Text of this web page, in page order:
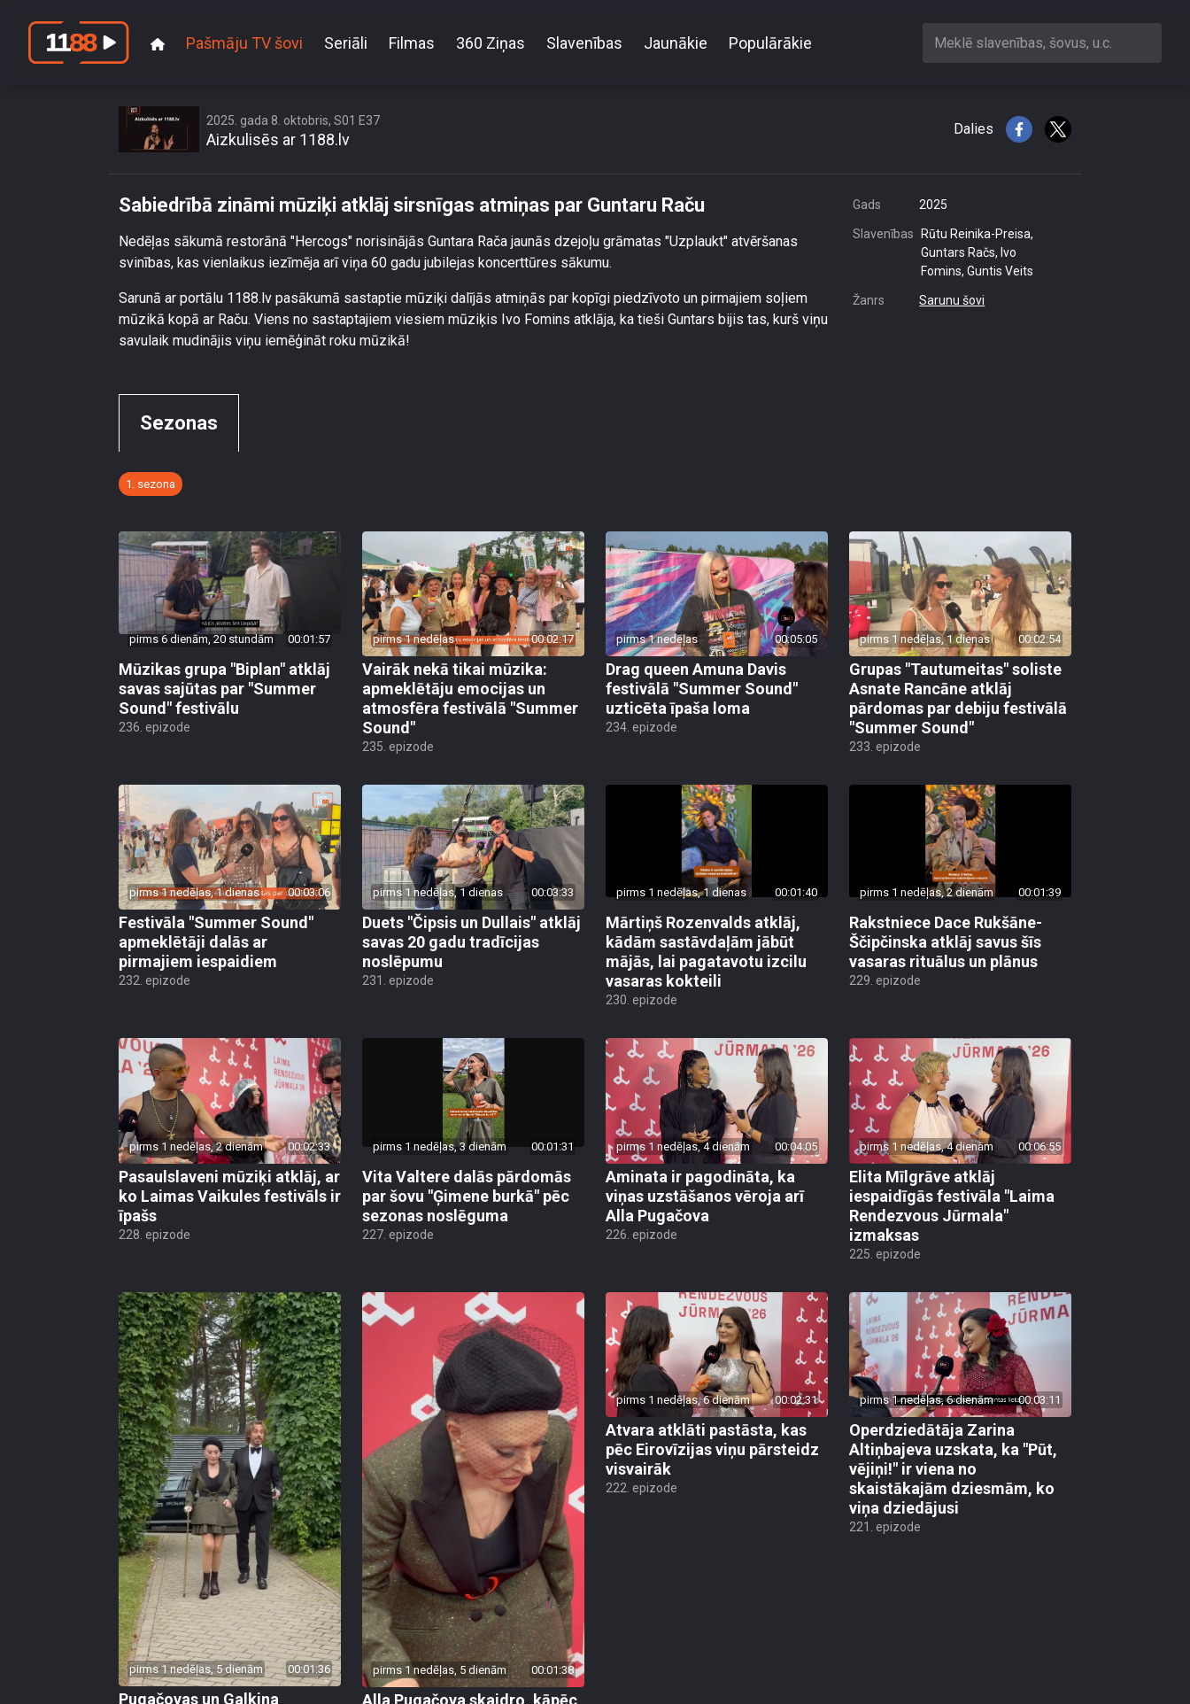
Pašmāju TV šovi Seriāli Filmas 360 Ziņas Slavenības Jaunākie Populārākie Meklē slavenības, šovus, u.c.
2025. gada 8. oktobris, S01 E37
Aizkulisēs ar 1188.lv
Dalies
Sabiedrībā zināmi mūziķi atklāj sirsnīgas atmiņas par Guntaru Raču
Nedēļas sākumā restorānā "Hercogs" norisinājās Guntara Rača jaunās dzejoļu grāmatas "Uzplaukt" atvēršanas
svinības, kas vienlaikus iezīmēja arī viņa 60 gadu jubilejas koncerttūres sākumu.
Sarunā ar portālu 1188.lv pasākumā sastaptie mūziķi dalījās atmiņās par kopīgi piedzīvoto un pirmajiem soļiem
mūzikā kopā ar Raču. Viens no sastaptajiem viesiem mūziķis Ivo Fomins atklāja, ka tieši Guntars bijis tas, kurš viņu
savulaik mudinājis viņu iemēģināt roku mūzikā!
Gads 2025
Slavenības
Rūtu Reinika-Preisa,
Guntars Račs, Ivo
Fomins, Guntis Veits
Žanrs Sarunu šovi
Sezonas
1. sezona
pirms 6 dienām, 20 stundām 00:01:57
Mūzikas grupa "Biplan" atklāj
savas sajūtas par "Summer
Sound" festivālu
236. epizode
pirms 1 nedēļas 00:02:17
Vairāk nekā tikai mūzika:
apmeklētāju emocijas un
atmosfēra festivālā "Summer
Sound"
235. epizode
pirms 1 nedēļas 00:05:05
Drag queen Amuna Davis
festivālā "Summer Sound"
uzticēta īpaša loma
234. epizode
pirms 1 nedēļas, 1 dienas 00:02:54
Grupas "Tautumeitas" soliste
Asnate Rancāne atklāj
pārdomas par debiju festivālā
"Summer Sound"
233. epizode
pirms 1 nedēļas, 1 dienas 00:03:06
Festivāla "Summer Sound"
apmeklētāji dalās ar
pirmajiem iespaidiem
232. epizode
pirms 1 nedēļas, 1 dienas 00:03:33
Duets "Čipsis un Dullais" atklāj
savas 20 gadu tradīcijas
noslēpumu
231. epizode
pirms 1 nedēļas, 1 dienas 00:01:40
Mārtiņš Rozenvalds atklāj,
kādām sastāvdaļām jābūt
mājās, lai pagatavotu izcilu
vasaras kokteili
230. epizode
pirms 1 nedēļas, 2 dienām 00:01:39
Rakstniece Dace Rukšāne-
Ščipčinska atklāj savus šīs
vasaras rituālus un plānus
229. epizode
pirms 1 nedēļas, 2 dienām 00:02:33
Pasaulslaveni mūziķi atklāj, ar
ko Laimas Vaikules festivāls ir
īpašs
228. epizode
pirms 1 nedēļas, 3 dienām 00:01:31
Vita Valtere dalās pārdomās
par šovu "Ģimene burkā" pēc
sezonas noslēguma
227. epizode
pirms 1 nedēļas, 4 dienām 00:04:05
Aminata ir pagodināta, ka
viņas uzstāšanos vēroja arī
Alla Pugačova
226. epizode
pirms 1 nedēļas, 4 dienām 00:06:55
Elita Mīlgrāve atklāj
iespaidīgās festivāla "Laima
Rendezvous Jūrmala"
izmaksas
225. epizode
pirms 1 nedēļas, 5 dienām 00:01:36
Pugačovas un Galkina
pirms 1 nedēļas, 5 dienām 00:01:38
Alla Pugačova skaidro, kāpēc
pirms 1 nedēļas, 6 dienām 00:02:31
Atvara atklāti pastāsta, kas
pēc Eirovīzijas viņu pārsteidz
visvairāk
222. epizode
pirms 1 nedēļas, 6 dienām 00:03:11
Operdziedātāja Zarina
Altiņbajeva uzskata, ka "Pūt,
vējiņi!" ir viena no
skaistākajām dziesmām, ko
viņa dziedājusi
221. epizode